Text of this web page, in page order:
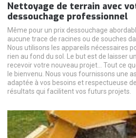
Nettoyage de terrain avec
dessouchage professionnel
Même pour un prix dessouchage
aucune trace de racines ou de souches
Nous utilisons les appareils nécessaires
rien au fond du sol. Le but est de laisser
recevoir votre nouveau projet… Tout ce
le bienvenu. Nous vous fournissons une
adaptée à vos besoins et respectueuse
résultats qui facilitent vos futurs projets.